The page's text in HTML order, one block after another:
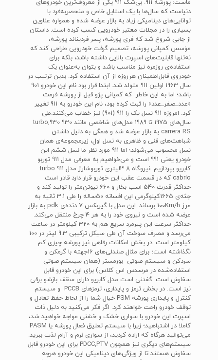
ماست: پورشه 911. بی‌شک 911 یکی از معروف‌ترین خودروهای
دنیاست که سال‌ها با یک استایل خاص و منحصربه‌فرد با
توانایی‌های دینامیکی زیاد به بازار عرضه ‌شده و همواره عناوین
بسیاری را در مجلات معتبر خودرویی کسب کرده است. داستان
از جایی شروع شد که فری پورشه، پسر فردیناند پورشه،
مؤسس کمپانی پورشه، تصمیم گرفت خودرویی طراحی کند که
نه‌تنها قابلیت‌های اسپرت بالایی داشته باشد، بلکه برای
استفاده‌ی روزمره نیز مناسب باشد و بتوان به‌عنوان یک
خودروی قابل‌اطمینان هرروزه از آن استفاده کرد. بدین ترتیب در
سال 1963 اولین 911 متولد شد. ابتدا قرار بود نام این خودرو 901
باشد؛ اما به این خاطر که کمپانی پژو قبل از پورشه فرمت
«عدد_صفر_عدد» را ثبت کرده بود، نام این خودرو به 911 تغییر
کرد. امروزه 911 نسل یک را 911 (901) نیز خطاب می‌کنند.طی
سال‌های 1975 تا 1989 مدل‌های شاخصی مانند 930 turbo,930
carrera RS به بازار عرضه شد و همگی به دلیل داشتن
شباهت‌های فنی و ظاهری به نسل اول، زیرمجموعه‌ی همان
نسل محسوب می‌شوند؛ اما 911 مورد نظر ما نسل ششم این
خودرو یعنی 991 است و می‌خواهیم به معرفی مدل 911 توربو
کابریو بپردازیم. نیروگاه 3.8لیتری توربوشارژ مدل 911 turbo
cabrio که در قسمت عقب این خودرو قرار دارد قادر است
حداکثر قدرت 540 اسب بخار و 660 نیوتن‌متر را تولید کند و
جثه‌ی 1665کیلوگرمی این افسانه 50ساله را طی 3.1 ثانیه به
مرز 100Km/h برساند. این مدل با گیربکس 7 دنده‌ی pdk به بازار
عرضه شده است و نیروی خود را به هر 4 چرخ منتقل می‌کند.
حداکثر سرعت این پیرمرد سریع هم به 320 کیلومتر در ساعت
می‌رسد و مصرف سوخت آن طی سیکل ترکیبی 9.3 لیتر در 100
کیلومتر است. در بخش امکانات رفاهی نیز پورشه چیزی کم
نگذاشته است؛ برای مثال صندلی‌های 16جهته با گرمکن و
سردکن و سیستم صوتی بورمستر (همان سیستم صوتی
استفاده‌شده در مرسدس اس کلاس) برای این خودرو قابل
سفارش است. گفتنی است مدل کابریو دارای سقف بازشو برقی
نیز است. در بخش ترمز و پایداری، ترمزهای PCCB و سیستم
کنترل و پایداری پورشه PSM خیال شما را از لحاظ حفظ تعادل و
توقف خودرو راحت خواهند کرد. اگر فکر می‌کنید به دلیل ذات
اسپرت این خودرو با سواری خشک و خشنی مواجه خواهید شد،
کاملا در اشتباهید؛ زیرا با سیستم تعلیق فعال پورشه یا PASM
می‌توانید هرگاه که اراده کردید، از سواری نرم و آرام لذت ببرید.
سیستم‌های دیگری نیز همچون PDCC,PTV برای این خودرو قابل
سفارش هستند تا از ویژگی‌های دینامیکی این خودرو هرچه